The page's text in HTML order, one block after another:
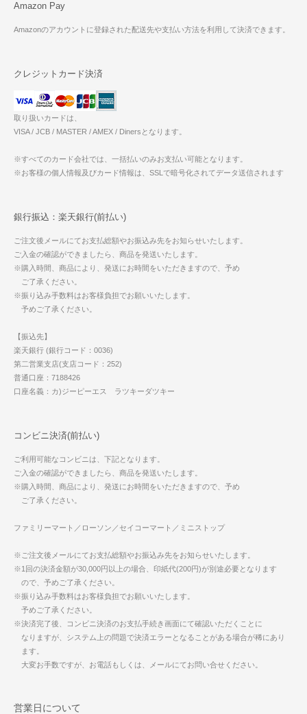
Amazon Pay
Amazonのアカウントに登録された配送先や支払い方法を利用して決済できます。
クレジットカード決済
取り扱いカードは、
VISA / JCB / MASTER / AMEX / Dinersとなります。
※すべてのカード会社では、一括払いのみお支払い可能となります。
※お客様の個人情報及びカード情報は、SSLで暗号化されてデータ送信されます
銀行振込：楽天銀行(前払い)
ご注文後メールにてお支払総額やお振込み先をお知らせいたします。
ご入金の確認ができましたら、商品を発送いたします。
※購入時間、商品により、発送にお時間をいただきますので、予め
ご了承ください。
※振り込み手数料はお客様負担でお願いいたします。
予めご了承ください。
【振込先】
楽天銀行 (銀行コード：0036)
第二営業支店(支店コード：252)
普通口座：7188426
口座名義：カ)ジーピーエス ラツキーダツキー
コンビニ決済(前払い)
ご利用可能なコンビニは、下記となります。
ご入金の確認ができましたら、商品を発送いたします。
※購入時間、商品により、発送にお時間をいただきますので、予め
ご了承ください。
ファミリーマート／ローソン／セイコーマート／ミニストップ
※ご注文後メールにてお支払総額やお振込み先をお知らせいたします。
※1回の決済金額が30,000円以上の場合、印紙代(200円)が別途必要となります
ので、予めご了承ください。
※振り込み手数料はお客様負担でお願いいたします。
予めご了承ください。
※決済完了後、コンビニ決済のお支払手続き画面にて確認いただくことに
なりますが、システム上の問題で決済エラーとなることがある場合が稀にあり
ます。
大変お手数ですが、お電話もしくは、メールにてお問い合せください。
営業日について